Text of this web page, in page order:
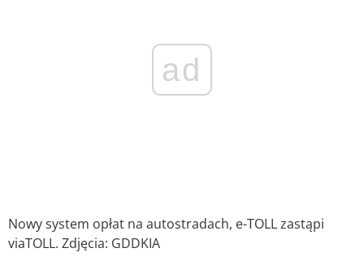
ad
Nowy system opłat na autostradach, e-TOLL zastąpi
viaTOLL. Zdjęcia: GDDKIA